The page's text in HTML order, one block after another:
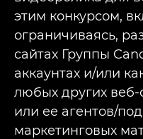
этим конкурсом,
ограничиваясь,
сайтах Группы
аккаунтах и/или
любых других веб-
или ее агентов/
маркетинговых